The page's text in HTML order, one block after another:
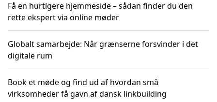
Få en hurtigere hjemmeside – sådan finder du den
rette ekspert via online møder
Globalt samarbejde: Når grænserne forsvinder i det
digitale rum
Book et møde og find ud af hvordan små
virksomheder få gavn af dansk linkbuilding